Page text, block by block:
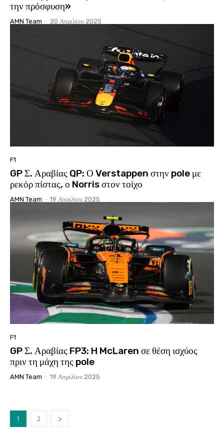
την πρόσφυση»
AMN Team - 20 Απριλίου 2025
F1
GP Σ. Αραβίας QP: Ο Verstappen στην pole με
ρεκόρ πίστας, ο Norris στον τοίχο
AMN Team - 19 Απριλίου 2025
F1
GP Σ. Αραβίας FP3: H McLaren σε θέση ισχύος
πριν τη μάχη της pole
AMN Team - 19 Απριλίου 2025
1 2